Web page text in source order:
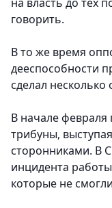
говорить.
В то же время
дееспособности
сделал
В начале февраля
трибуны,
сторонниками. В
инцидента
которые не